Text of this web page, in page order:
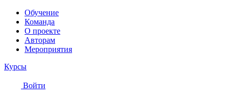
Обучение
Команда
О проекте
Авторам
Мероприятия
Курсы
Войти